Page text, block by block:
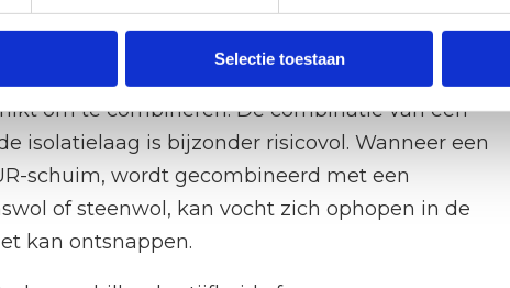
Selectie toestaan
mogen niet worden
om te combineren. De combinatie van een
isolatielaag is bijzonder risicovol. Wanneer een
schuim, wordt gecombineerd met een
of steenwol, kan vocht zich ophopen in de
kan ontsnappen.